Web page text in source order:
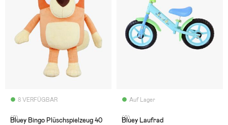
8 VERFÜGBAR
(2)
Bluey Bingo Plüschspielzeug 40
Auf Lager
(0)
Bluey Laufrad